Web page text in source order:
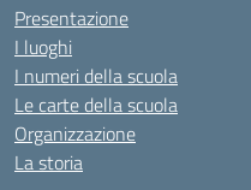
Presentazione
I luoghi
I numeri della scuola
Le carte della scuola
Organizzazione
La storia